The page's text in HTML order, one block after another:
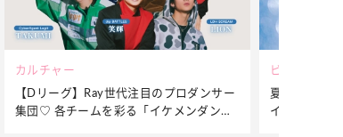
カルチャー
【Dリーグ】Ray世代注目のプロダンサー
集団♡ 各チームを彩る「イケメンダンサ
ビューティー
夏だからこ
イクをつく